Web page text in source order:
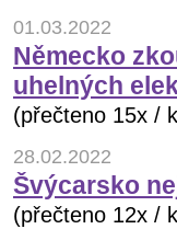
01.03.2022
Německo
uhelných
(přečteno 15x /
28.02.2022
Švýcarsko
(přečteno 12x /